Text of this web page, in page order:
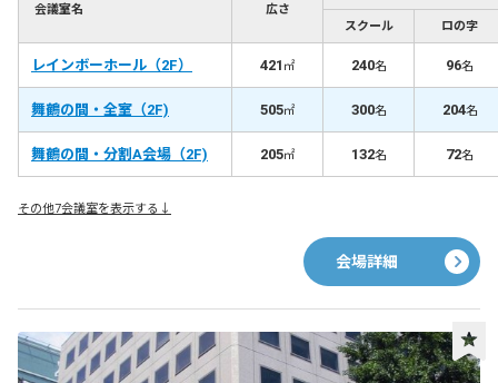
会議室名
広さ
スクール
ロの字
レインボーホール（2F） 421 ㎡ 240名 96名
舞鶴の間・全室（2F) 505㎡ 300名 204名
舞鶴の間・分割A会場（2F) 205㎡ 132名 72名
その他7会議室を表示する↓
会場詳細